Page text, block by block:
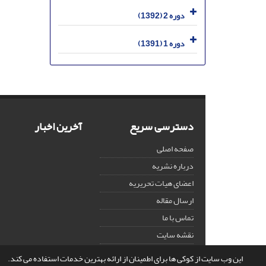
این وب سایت از کوکی ها برای اطمینان از ارائه بهترین خدمات استفاده می کند.
دوره 2 (1392)
دوره 1 (1391)
دسترسی سریع
صفحه اصلی
درباره نشریه
اعضای هیات تحریریه
ارسال مقاله
تماس با ما
نقشه سایت
آخرین اخبار